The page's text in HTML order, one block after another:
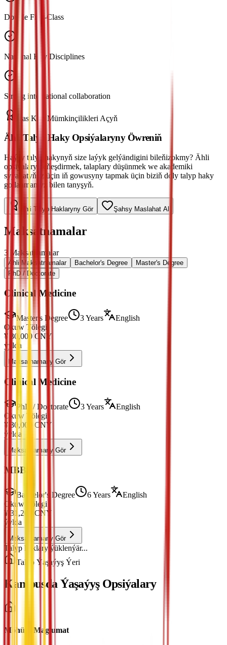
Double First-Class
National Key Disciplines
Strong international collaboration
Has Köp Mümkinçilikleri Açyň
Ähli Talyp Haky Opsiýalaryny Öwreniň
Haýsy talyp hakynyň size laýyk gelýändigini bileňizokmy? Ähli
opsiýalary deňeşdirmek, talaplary düşünmek we akademiki
syýahatyňyz üçin iň gowusyny tapmak üçin biziň doly talyp haky
gollanmamyz bilen tanyşyň.
Ähli Talyp Haklaryny Gör Şahsy Maslahat Al
Maksatnamalar
3 Maksatnamalar
Ähli Maksatnamalar Bachelor's Degree
Master's Degree
PhD / Doctorate
Clinical Medicine
Master's Degree 3 Years
English
Okuw Tölegi
¥ 30,000 CNY
ýylda
Maksatnamany Gör
Clinical Medicine
PhD / Doctorate 3 Years
English
Okuw Tölegi
¥ 30,000
CNY
ýylda
Maksatnamany Gör
MBBS
Bachelor's Degree 6 Years
English
Okuw Tölegi
¥ 31,200
CNY
ýylda
Maksatnamany Gör
Talyp haklary ýüklenýär...
Talyp Ýaşaýyş Ýeri
Kampusda Ýaşaýyş Opsiýalary
Möhüm Maglumat